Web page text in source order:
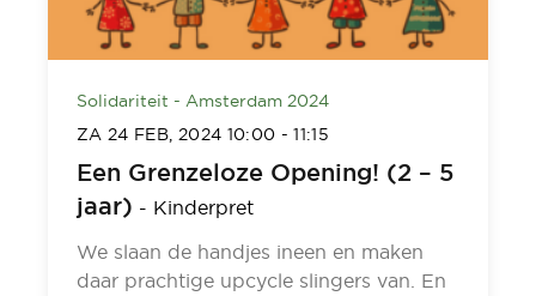
Solidariteit - Amsterdam 2024
ZA 24 FEB, 2024 10:00 - 11:15
Een Grenzeloze Opening! (2 – 5
jaar) - Kinderpret
We slaan de handjes ineen en maken
daar prachtige upcycle slingers van. En